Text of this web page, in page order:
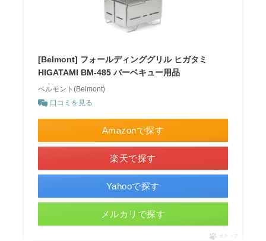
[Belmont] フォールディンググリル ヒガタミ
HIGATAMI BM-485 バーベキュー用品
ベルモント(Belmont)
口コミを見る
Amazonで探す
楽天で探す
Yahooで探す
メルカリで探す
ポチップ